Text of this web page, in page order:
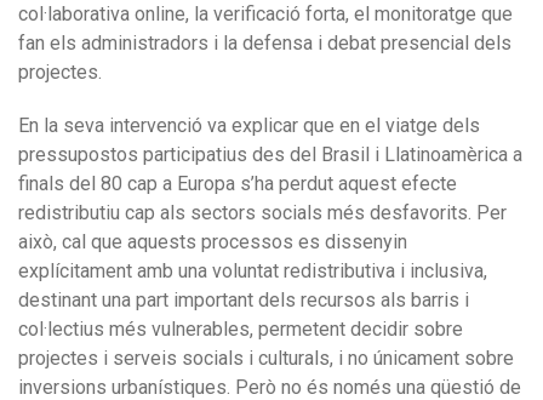
col·laborativa online, la verificació forta, el monitoratge que
fan els administradors i la defensa i debat presencial dels
projectes.
En la seva intervenció va explicar que en el viatge dels
pressupostos participatius des del Brasil i Llatinoamèrica a
finals del 80 cap a Europa s’ha perdut aquest efecte
redistributiu cap als sectors socials més desfavorits. Per
això, cal que aquests processos es dissenyin
explícitament amb una voluntat redistributiva i inclusiva,
destinant una part important dels recursos als barris i
col·lectius més vulnerables, permetent decidir sobre
projectes i serveis socials i culturals, i no únicament sobre
inversions urbanístiques. Però no és només una qüestió de